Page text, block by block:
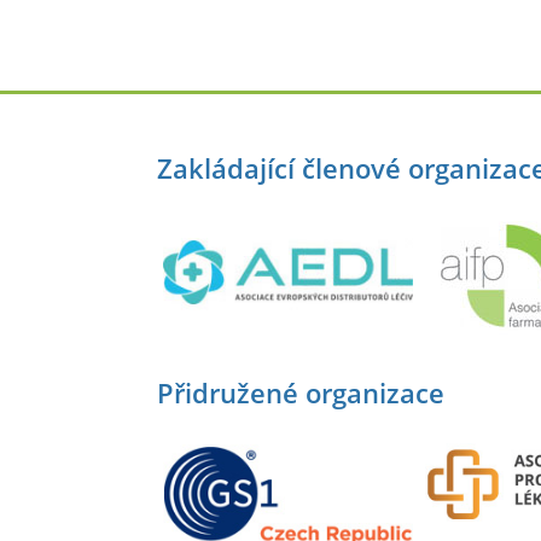
Zakládající členové
Přidružené organizace